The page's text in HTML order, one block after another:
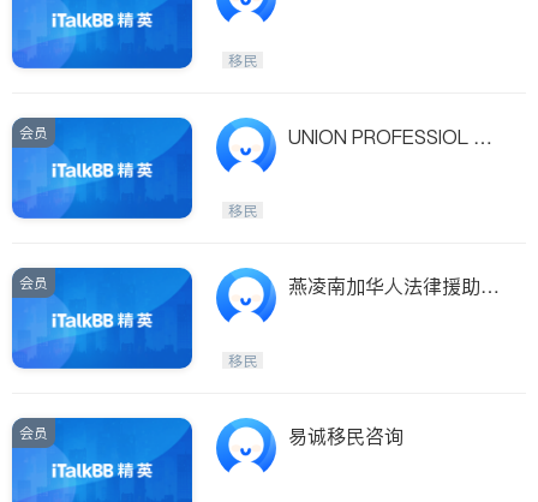
移民
会员
UNION PROFESSIOL SE
移民
会员
燕凌南加华人法律援助中
移民
会员 易诚移民咨询